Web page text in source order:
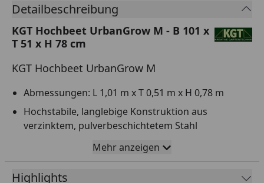
Detailbeschreibung
KGT Hochbeet UrbanGrow M - B 101 x
T 51 x H 78 cm
KGT Hochbeet UrbanGrow M
Abmessungen: L 1,01 m x T 0,51 m x H 0,78 m
Hochstabile, langlebige Konstruktion aus
verzinktem, pulverbeschichtetem Stahl
Farbe: RAL 7016 (Anthrazit)
Hochwertige Verbindungselemente, einschließlich
Edelstahlschrauben
Mehr anzeigen
Highlights